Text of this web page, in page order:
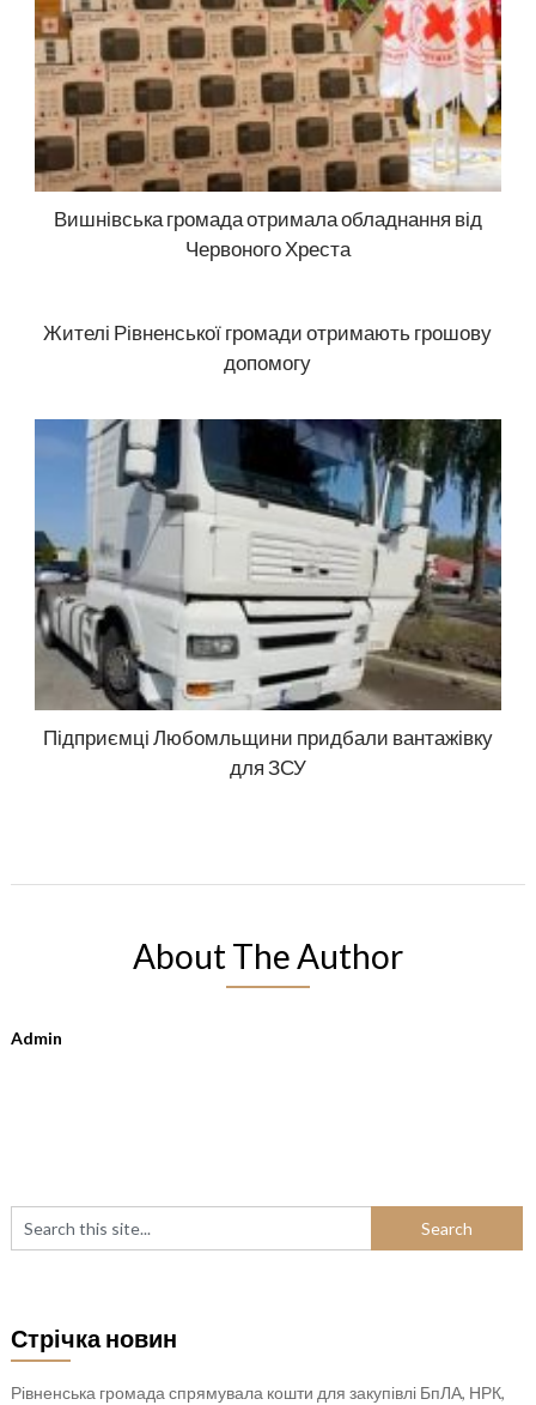
Вишнівська громада отримала обладнання від
Червоного Хреста
Жителі Рівненської громади отримають грошову
допомогу
Підприємці Любомльщини придбали вантажівку
для ЗСУ
About The Author
Admin
Стрічка новин
Рівненська громада спрямувала кошти для закупівлі БпЛА, НРК,